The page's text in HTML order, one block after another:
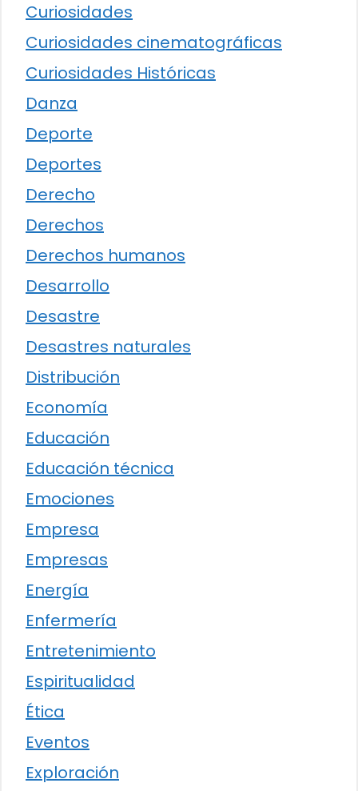
Curiosidades
Curiosidades cinematográficas
Curiosidades Históricas
Danza
Deporte
Deportes
Derecho
Derechos
Derechos humanos
Desarrollo
Desastre
Desastres naturales
Distribución
Economía
Educación
Educación técnica
Emociones
Empresa
Empresas
Energía
Enfermería
Entretenimiento
Espiritualidad
Ética
Eventos
Exploración